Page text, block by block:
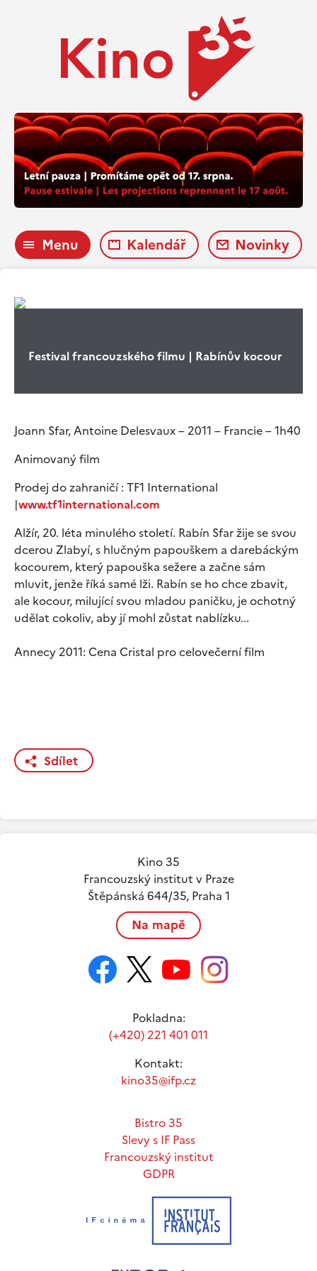
Menu Kalendář Novinky
Festival francouzského filmu | Rabínův kocour
Joann Sfar, Antoine Delesvaux – 2011 – Francie – 1h40
Animovaný film
Prodej do zahraničí : TF1 International
|www.tf1international.com
Alžír, 20. léta minulého století. Rabín Sfar žije se svou
dcerou Zlabyí, s hlučným papouškem a darebáckým
kocourem, který papouška sežere a začne sám
mluvit, jenže říká samé lži. Rabín se ho chce zbavit,
ale kocour, milující svou mladou paničku, je ochotný
udělat cokoliv, aby jí mohl zůstat nablízku...
Annecy 2011: Cena Cristal pro celovečerní film
Sdílet
Kino 35
Francouzský institut v Praze
Štěpánská 644/35, Praha 1
Na mapě
Pokladna:
(+420) 221 401 011
Kontakt:
kino35@ifp.cz
Bistro 35
Slevy s IF Pass
Francouzský institut
GDPR